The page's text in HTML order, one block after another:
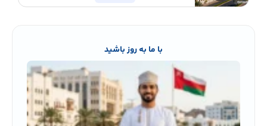
با ما به روز باشید